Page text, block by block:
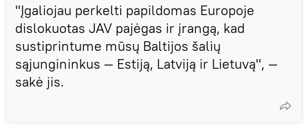
"Įgaliojau perkelti papildomas Europoje
dislokuotas JAV pajėgas ir įrangą, kad
sustiprintume mūsų Baltijos šalių
sąjungininkus — Estiją, Latviją ir Lietuvą", —
sakė jis.